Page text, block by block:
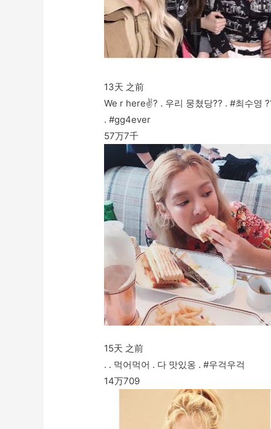
13天 之前
We r here✌? . 우리 뭉쳤당?? . #최수영
. #gg4ever
57万7千
15天 之前
. . 먹어먹어 . 다 맛있옹 . #우걱우걱
14万709